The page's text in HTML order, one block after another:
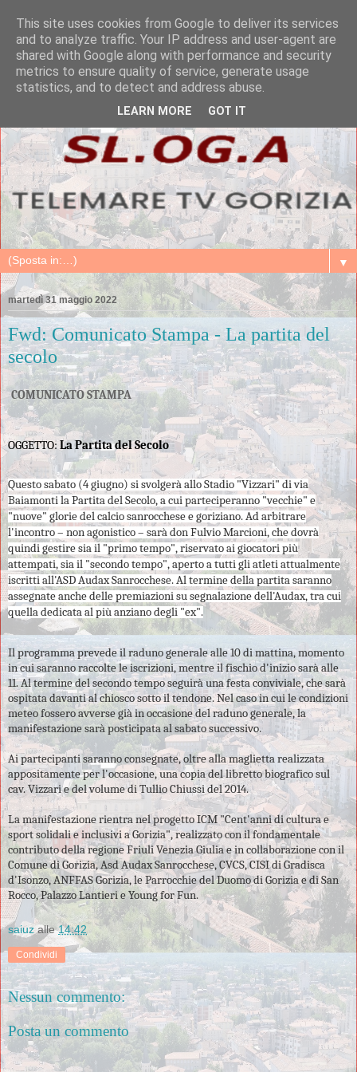
▼
martedì 31 maggio 2022
Fwd: Comunicato Stampa - La partita del
secolo
COMUNICATO STAMPA
OGGETTO:La Partita del Secolo
Questo sabato (4 giugno) si svolgerà allo Stadio "Vizzari" di via
Baiamonti laPartita del Secolo, a cui parteciperanno "vecchie" e
"nuove" glorie del calcio sanrocchese e goriziano. Ad arbitrare
l'incontro – non agonistico – sarà don Fulvio Marcioni, che dovrà
quindi gestire sia il "primo tempo", riservato ai giocatori più
attempati, sia il "secondo tempo", aperto a tutti gli atleti attualmente
iscritti all'ASD Audax Sanrocchese. Al termine della partita saranno
assegnate anche delle premiazioni su segnalazione dell'Audax, tra cui
quella dedicata al più anziano degli "ex".
Il programma prevede ilraduno generale alle 10 di mattina, momento
in cui saranno raccolte le iscrizioni, mentre il fischio d'inizio sarà alle
11. Al termine del secondo tempo seguirà una festa conviviale, che sarà
ospitata davanti al chiosco sotto il tendone. Nel caso in cui le condizioni
meteo fossero avverse già in occasione del raduno generale, la
manifestazione sarà posticipata al sabato successivo.
Ai partecipanti saranno consegnate, oltre alla maglietta realizzata
appositamente per l'occasione, una copia del libretto biografico sul
cav. Vizzari e del volume di Tullio Chiussi del 2014.
La manifestazione rientra nel progetto ICM "Cent'anni di cultura e
sport solidali e inclusivi a Gorizia", realizzato con il fondamentale
contributo della regione Friuli Venezia Giulia e in collaborazione con il
Comune di Gorizia, Asd Audax Sanrocchese, CVCS, CISI di Gradisca
d'Isonzo, ANFFAS Gorizia, le Parrocchie del Duomo di Gorizia e di San
Rocco, Palazzo Lantieri e Young for Fun.
saiuz alle14:42
Condividi
Nessun commento:
Posta un commento
This site uses cookies from Google to deliver its services
and to analyze traffic. Your IP address and user-agent are
shared with Google along with performance and security
metrics to ensure quality of service, generate usage
statistics, and to detect and address abuse.
LEARN MORE GOT IT